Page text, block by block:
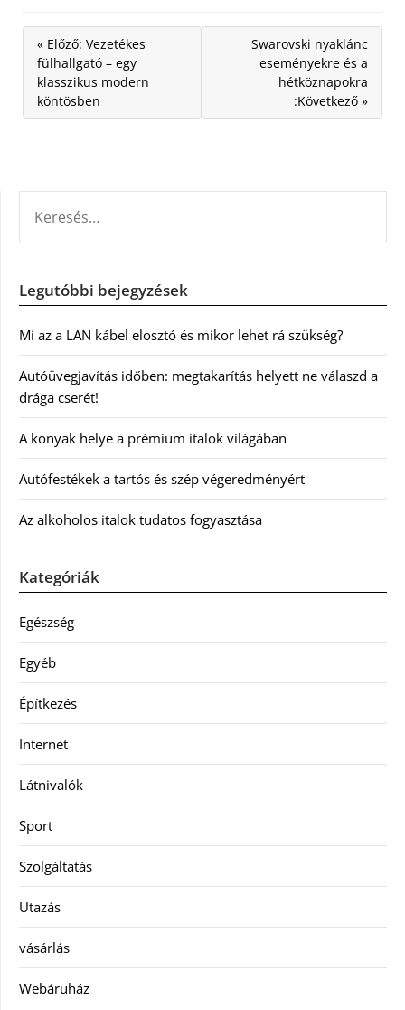
« Előző: Vezetékes
fülhallgató – egy
klasszikus modern
köntösben
Swarovski nyaklánc
eseményekre és a
hétköznapokra
:Következő »
Legutóbbi bejegyzések
Mi az a LAN kábel elosztó és mikor lehet rá szükség?
Autóüvegjavítás időben: megtakarítás helyett ne válaszd a
drága cserét!
A konyak helye a prémium italok világában
Autófestékek a tartós és szép végeredményért
Az alkoholos italok tudatos fogyasztása
Kategóriák
Egészség
Egyéb
Építkezés
Internet
Látnivalók
Sport
Szolgáltatás
Utazás
vásárlás
Webáruház